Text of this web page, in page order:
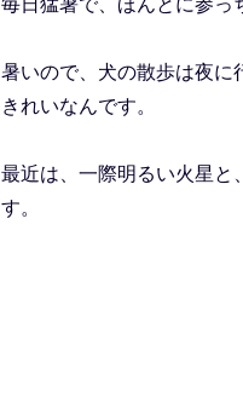
暑いので、犬の散歩は夜に
きれいなんです。
最近は、一際明るい火星と
す。